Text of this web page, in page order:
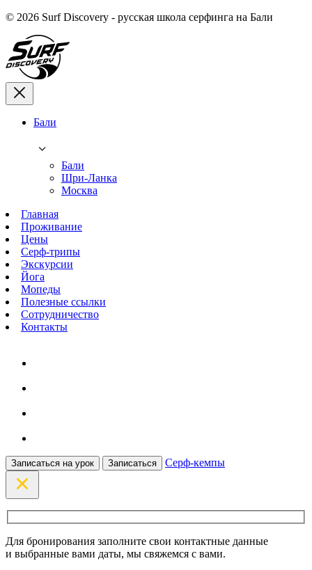
© 2026 Surf Discovery - русская школа серфинга на Бали
Бали
Бали
Шри-Ланка
Москва
Главная
Проживание
Цены
Серф-трипы
Экскурсии
Йога
Мопеды
Полезные ссылки
Сотрудничество
Контакты
Записаться на урок Записаться Серф-кемпы
Для бронирования заполните свои контактные данные
и выбранные вами даты, мы свяжемся с вами.